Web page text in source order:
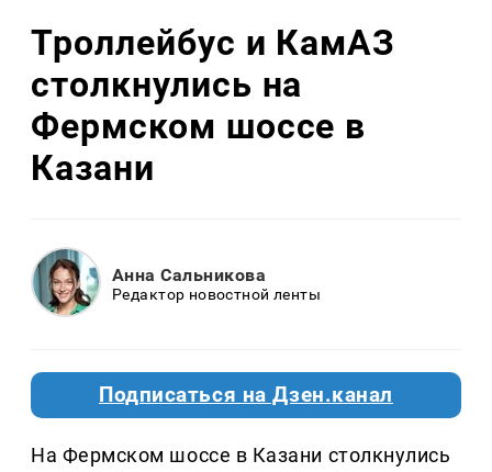
Троллейбус и КамАЗ
столкнулись на
Фермском шоссе в
Казани
Анна Сальникова
Редактор новостной ленты
Подписаться на Дзен.канал
На Фермском шоссе в Казани столкнулись